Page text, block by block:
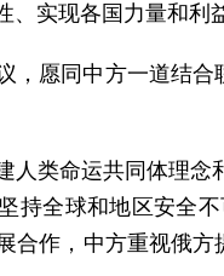
、实现各国力量和
，愿同中方一道结
人类命运共同体理
持全球和地区安全
合作，中方重视俄